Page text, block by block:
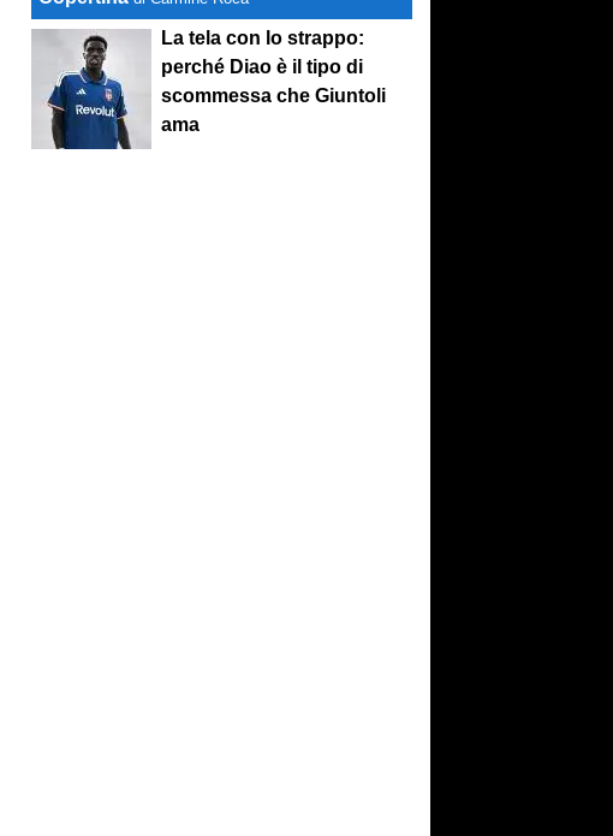
La tela con lo strappo:
perché Diao è il tipo di
scommessa che Giuntoli
ama